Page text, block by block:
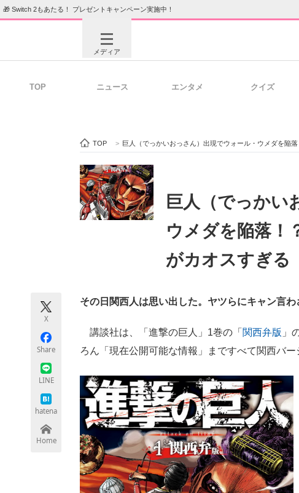
🎁 Switch 2もあたる！ プレゼントキャンペーン実施中！
メディア
ビジネスと働き方のヒント
ITエンジニア向け専門サイト 企業向けIT製品の
TOP ニュース エンタメ クイズ
TOP > 巨人（でっかいおっさん）出現でウォール・ウメダを陥
巨人（でっかい
ウメダを陥落！
がカオスすぎる
X
Share
LINE
hatena
Home
その日関西人は思い出した。ヤツらにキャン言わ
講談社は、「進撃の巨人」1巻の「 関西弁版 」
ろん「現在公開可能な情報」まですべて関西バー